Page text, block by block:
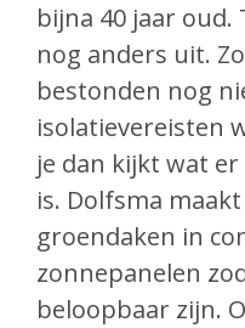
bijna 40 jaar oud.
nog anders uit.
bestonden nog
isolatievereisten
je dan kijkt wat
is. Dolfsma
groendaken in
zonnepanelen
beloopbaar zijn.